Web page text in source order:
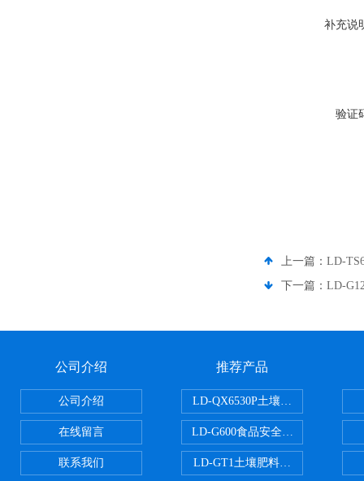
补充说
验证
上一篇： LD-
下一篇： LD-
公司介绍
公司介绍
在线留言
联系我们
推荐产品
LD-QX6530P土壤氧化还原电位检
LD-G600食品安全检测仪
LD-GT1土壤肥料养分检测仪